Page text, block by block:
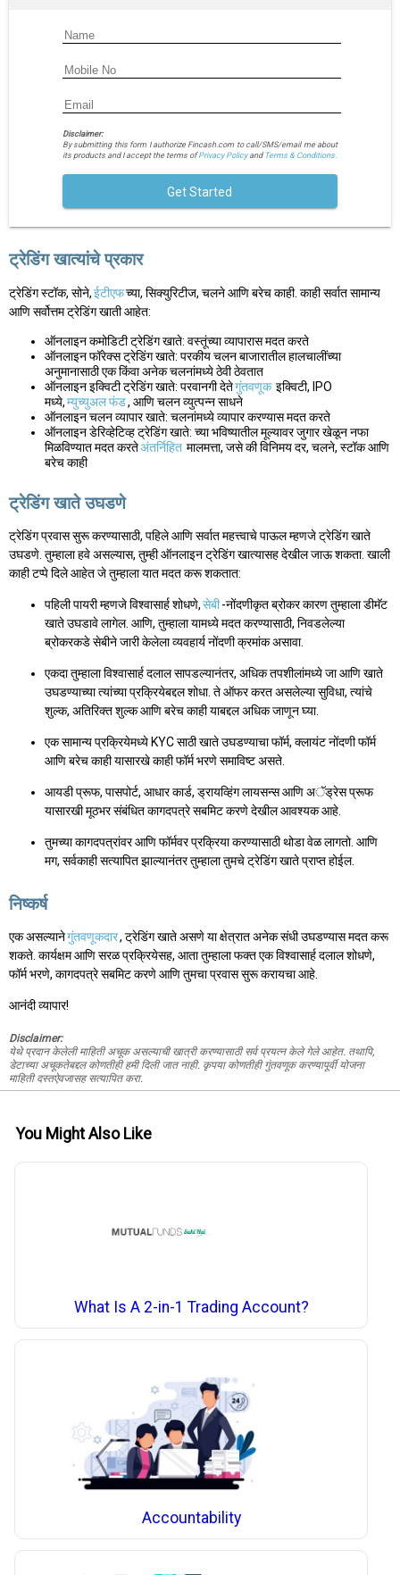
Disclaimer:
By submitting this form I authorize Fincash.com to call/SMS/email me about
its products and I accept the terms ofPrivacy Policyand Terms & Conditions.
Get Started
ट्रेडिंग खात्यांचे प्रकार
ट्रेडिंग स्टॉक, सोने,ईटीएफच्या, सिक्युरिटीज, चलने आणि बरेच काही. काही सर्वात सामान्य
आणि सर्वोत्तम ट्रेडिंग खाती आहेत:
ऑनलाइन कमोडिटी ट्रेडिंग खाते: वस्तूंच्या व्यापारास मदत करते
ऑनलाइन फॉरेक्स ट्रेडिंग खाते: परकीय चलन बाजारातील हालचालींच्या
अनुमानासाठी एक किंवा अनेक चलनांमध्ये ठेवी ठेवतात
ऑनलाइन इक्विटी ट्रेडिंग खाते: परवानगी देतेगुंतवणूक इक्विटी, IPO
मध्ये,म्युच्युअल फंड, आणि चलन व्युत्पन्न साधने
ऑनलाइन चलन व्यापार खाते: चलनांमध्ये व्यापार करण्यास मदत करते
ऑनलाइन डेरिव्हेटिव्ह ट्रेडिंग खाते: च्या भविष्यातील मूल्यावर जुगार खेळून नफा
मिळविण्यात मदत करतेअंतर्निहित मालमत्ता, जसे की विनिमय दर, चलने, स्टॉक आणि
बरेच काही
ट्रेडिंग खाते उघडणे
ट्रेडिंग प्रवास सुरू करण्यासाठी, पहिले आणि सर्वात महत्त्वाचे पाऊल म्हणजे ट्रेडिंग खाते
उघडणे. तुम्हाला हवे असल्यास, तुम्ही ऑनलाइन ट्रेडिंग खात्यासह देखील जाऊ शकता. खाली
काही टप्पे दिले आहेत जे तुम्हाला यात मदत करू शकतात:
पहिली पायरी म्हणजे विश्वासार्ह शोधणे,सेबी-नोंदणीकृत ब्रोकर कारण तुम्हाला डीमॅट
खाते उघडावे लागेल. आणि, तुम्हाला यामध्ये मदत करण्यासाठी, निवडलेल्या
ब्रोकरकडे सेबीने जारी केलेला व्यवहार्य नोंदणी क्रमांक असावा.
एकदा तुम्हाला विश्वासार्ह दलाल सापडल्यानंतर, अधिक तपशीलांमध्ये जा आणि खाते
उघडण्याच्या त्यांच्या प्रक्रियेबद्दल शोधा. ते ऑफर करत असलेल्या सुविधा, त्यांचे
शुल्क, अतिरिक्त शुल्क आणि बरेच काही याबद्दल अधिक जाणून घ्या.
एक सामान्य प्रक्रियेमध्ये KYC साठी खाते उघडण्याचा फॉर्म, क्लायंट नोंदणी फॉर्म
आणि बरेच काही यासारखे काही फॉर्म भरणे समाविष्ट असते.
आयडी प्रूफ, पासपोर्ट, आधार कार्ड, ड्रायव्हिंग लायसन्स आणि अॅड्रेस प्रूफ
यासारखी मूठभर संबंधित कागदपत्रे सबमिट करणे देखील आवश्यक आहे.
तुमच्या कागदपत्रांवर आणि फॉर्मवर प्रक्रिया करण्यासाठी थोडा वेळ लागतो. आणि
मग, सर्वकाही सत्यापित झाल्यानंतर तुम्हाला तुमचे ट्रेडिंग खाते प्राप्त होईल.
निष्कर्ष
एक असल्यानेगुंतवणूकदार, ट्रेडिंग खाते असणे या क्षेत्रात अनेक संधी उघडण्यास मदत करू
शकते. कार्यक्षम आणि सरळ प्रक्रियेसह, आता तुम्हाला फक्त एक विश्वासार्ह दलाल शोधणे,
फॉर्म भरणे, कागदपत्रे सबमिट करणे आणि तुमचा प्रवास सुरू करायचा आहे.
आनंदी व्यापार!
Disclaimer:
येथे प्रदान केलेली माहिती अचूक असल्याची खात्री करण्यासाठी सर्व प्रयत्न केले गेले आहेत. तथापि,
डेटाच्या अचूकतेबद्दल कोणतीही हमी दिली जात नाही. कृपया कोणतीही गुंतवणूक करण्यापूर्वी योजना
माहिती दस्तऐवजासह सत्यापित करा.
You Might Also Like
What Is A 2-in-1 Trading Account?
Accountability